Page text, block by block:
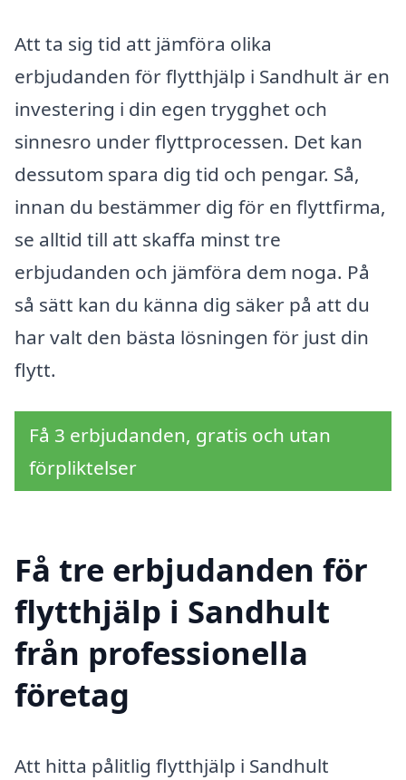
Att ta sig tid att jämföra olika
erbjudanden för flytthjälp i Sandhult är en
investering i din egen trygghet och
sinnesro under flyttprocessen. Det kan
dessutom spara dig tid och pengar. Så,
innan du bestämmer dig för en flyttfirma,
se alltid till att skaffa minst tre
erbjudanden och jämföra dem noga. På
så sätt kan du känna dig säker på att du
har valt den bästa lösningen för just din
flytt.
Få 3 erbjudanden, gratis och utan
förpliktelser
Få tre erbjudanden för
flytthjälp i Sandhult
från professionella
företag
Att hitta pålitlig flytthjälp i Sandhult